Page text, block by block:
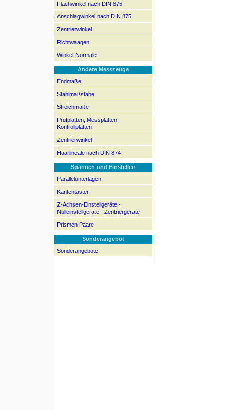
Flachwinkel nach DIN 875
Anschlagwinkel nach DIN 875
Zentrierwinkel
Richtwaagen
Winkel-Normale
Andere Messzeuge
Endmaße
Stahlmaßstäbe
Streichmaße
Prüfplatten, Messplatten,
Kontrollplatten
Zentrierwinkel
Haarlineale nach DIN 874
Spannen und Einstellen
Parallelunterlagen
Kantentaster
Z-Achsen-Einstellgeräte -
Nulleinstellgeräte - Zentriergeräte
Prismen Paare
Sonderangebot
Sonderangebote